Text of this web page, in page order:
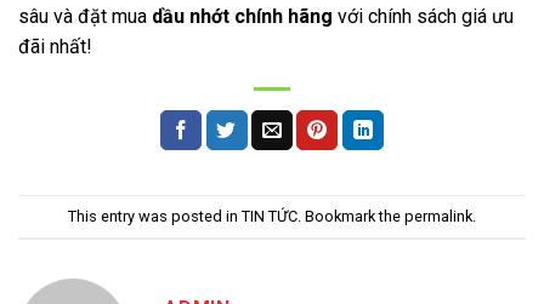
sâu và đặt mua dầu nhớt chính hãng với chính sách giá ưu
đãi nhất!
This entry was posted in TIN TỨC . Bookmark the permalink